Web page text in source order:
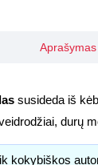
Aprašymas
susideda iš
durų
kokybiškos